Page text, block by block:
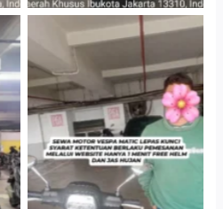
Cityplaza Jatinegara
Gedung Parkir P6A